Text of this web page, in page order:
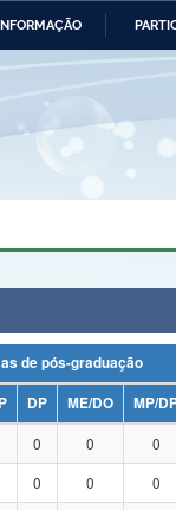
Ministério
e dos
Planalto
Total de Programas de pós-graduação
DP ME/DO MP/
0 0 0
0 0 0